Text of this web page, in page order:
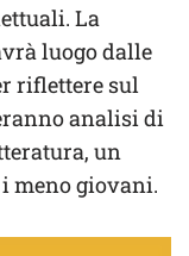
La
luogo dalle
riflettere sul
analisi di
un
meno giovani.